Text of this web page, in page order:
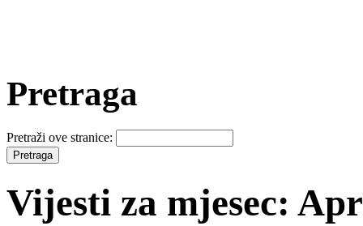
Pretraga
Pretraži ove stranice:
Vijesti za mjesec: